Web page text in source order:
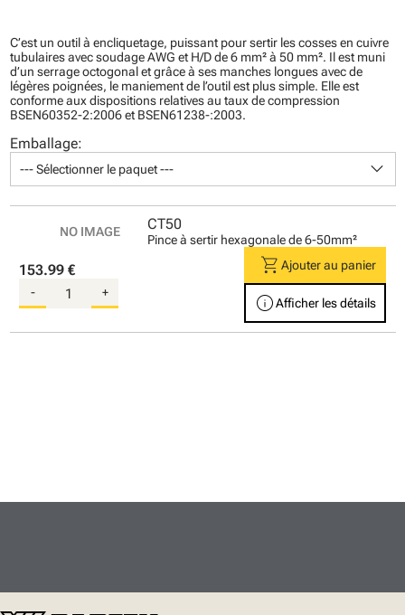
C’est un outil à encliquetage, puissant pour sertir les cosses en cuivre
tubulaires avec soudage AWG et H/D de 6 mm² à 50 mm². Il est muni
d’un serrage octogonal et grâce à ses manches longues avec de
légères poignées, le maniement de l’outil est plus simple. Elle est
conforme aux dispositions relatives au taux de compression
BSEN60352-2:2006 et BSEN61238-:2003.
Emballage:
--- Sélectionner le paquet --- keyboard_arrow_down
CT50
Pince à sertir hexagonale de 6-50mm²
153.99 €
- +
shopping_cart Ajouter au panier
infoAfficher les détails